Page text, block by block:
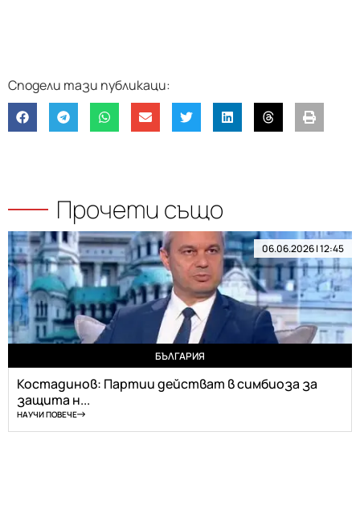
Прочети също
06.06.2026 | 12:45
БЪЛГАРИЯ
Костадинов: Партии действат в симбиоза за
защита н...
НАУЧИ ПОВЕЧЕ